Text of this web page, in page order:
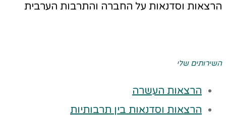
הרצאות וסדנאות על החברה והתרבות הערבית
השירותים שלי
הרצאות העשרה
הרצאות וסדנאות בין תרבותיות